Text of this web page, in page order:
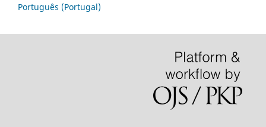
Português (Portugal)